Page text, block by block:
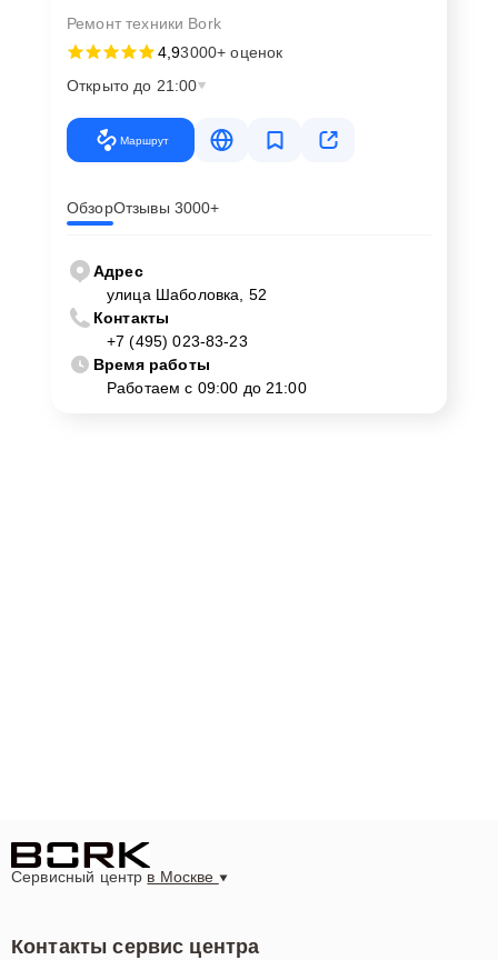
Ремонт техники Bork
4,93000+ оценок
Открыто до 21:00
Маршрут
ОбзорОтзывы 3000+
Адрес
улица Шаболовка, 52
Контакты
+7 (495) 023-83-23
Время работы
Работаем с 09:00 до 21:00
Сервисный центр в Москве
Контакты сервис центра